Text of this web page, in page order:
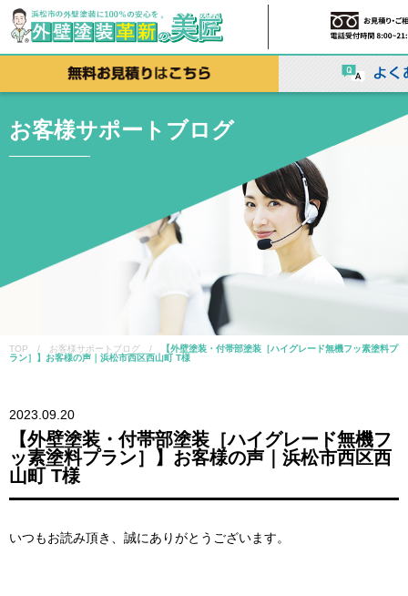
お客様サポートブログ
TOP / お客様サポートブログ /
【外壁塗装・付帯部塗装［ハイグレード無機フッ素塗料プ
ラン］】お客様の声｜浜松市西区西山町 T様
2023.09.20
【外壁塗装・付帯部塗装［ハイグレード無機フ
ッ素塗料プラン］】お客様の声｜浜松市西区西
山町 T様
いつもお読み頂き、誠にありがとうございます。